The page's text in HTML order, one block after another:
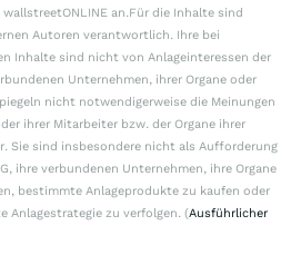
an.Für die Inhalte sind
Autoren verantwortlich. Ihre bei
Inhalte sind nicht von Anlageinteressen der
Unternehmen, ihrer Organe oder
nicht notwendigerweise die Meinungen
ihrer Mitarbeiter bzw. der Organe ihrer
Sie sind insbesondere nicht als Aufforderung
ihre verbundenen Unternehmen, ihre Organe
bestimmte Anlageprodukte zu kaufen oder
Anlagestrategie zu verfolgen. (Ausführlicher